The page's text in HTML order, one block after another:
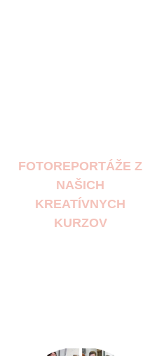
FOTOREPORTÁŽE Z
NAŠICH
KREATÍVNYCH
KURZOV